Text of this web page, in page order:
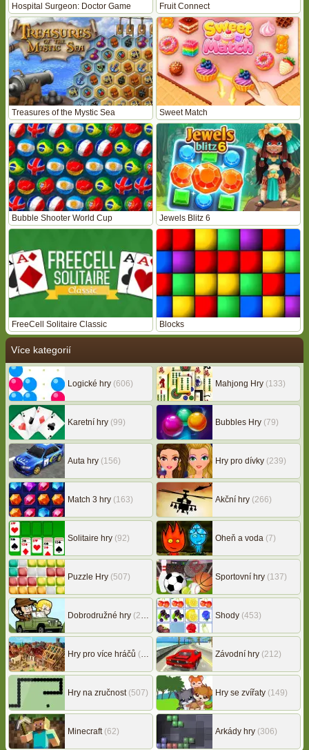
Hospital Surgeon: Doctor Game Fruit Connect
Treasures of the Mystic Sea Sweet Match
Bubble Shooter World Cup Jewels Blitz 6
FreeCell Solitaire Classic Blocks
Více kategorií
Logické hry (606) Mahjong Hry (133)
Karetní hry (99) Bubbles Hry (79)
Auta hry (156) Hry pro dívky (239)
Match 3 hry (163) Akční hry (266)
Solitaire hry (92) Oheň a voda (7)
Puzzle Hry (507) Sportovní hry (137)
Dobrodružné hry (217) Shody (453)
Hry pro více hráčů (146) Závodní hry (212)
Hry na zručnost (507) Hry se zvířaty (149)
Minecraft (62) Arkády hry (306)